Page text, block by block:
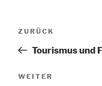
Vorheriger
Beitrag
ZURÜCK
Tourismus und
Nächster
WEITER